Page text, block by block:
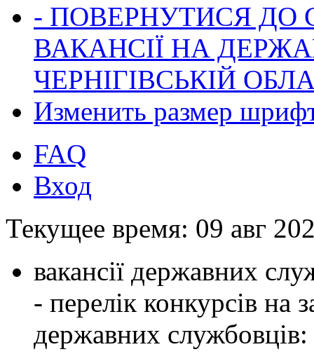
- ПОВЕРНУТИСЯ ДО
ВАКАНСІЇ НА
ЧЕРНІГІВСЬКІЙ
Изменить размер
FAQ
Вход
Текущее время: 09 авг
вакансії державних
- перелік конкурсів на
державних службовців: